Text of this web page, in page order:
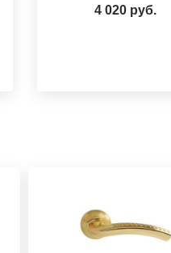
4 020 руб.